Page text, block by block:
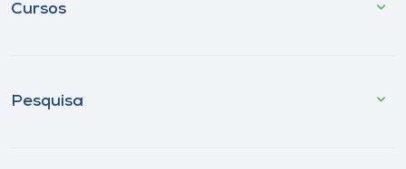
Cursos
Pesquisa